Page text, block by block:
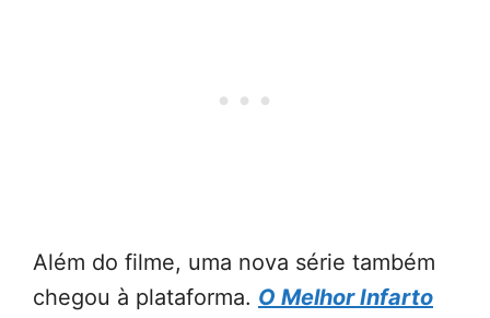
Além do filme, uma nova série também
chegou à plataforma. O Melhor Infarto